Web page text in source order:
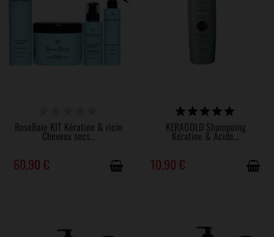
RoseBaie KIT Kératine & ricin
Cheveux secs...
60,90 €
DISPONIBLE
KERAGOLD Shampoing
Kératine & Acide...
10,90 €